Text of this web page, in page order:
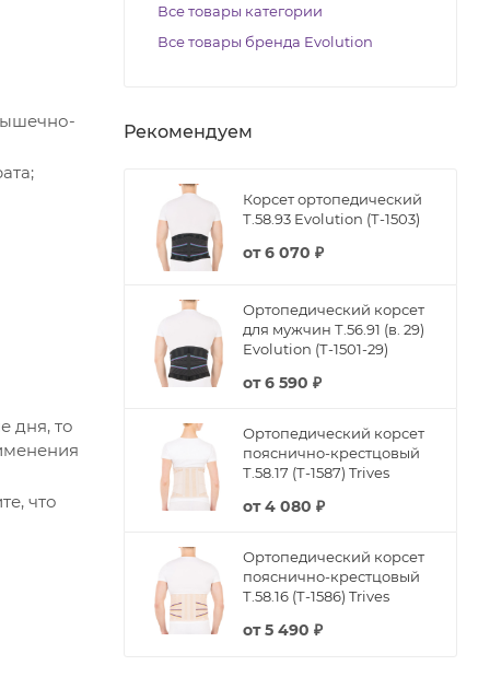
дня, то
что
Все товары категории
Все товары бренда Evolution
Рекомендуем
Корсет ортопедический
Т.58.93 Evolution (Т-1503)
от6 070 ₽
Ортопедический корсет
для мужчин Т.56.91 (в. 29)
Evolution (Т-1501-29)
от6 590 ₽
Ортопедический корсет
пояснично-крестцовый
Т.58.17 (Т-1587) Trives
от4 080 ₽
Ортопедический корсет
пояснично-крестцовый
Т.58.16 (Т-1586) Trives
от5 490 ₽